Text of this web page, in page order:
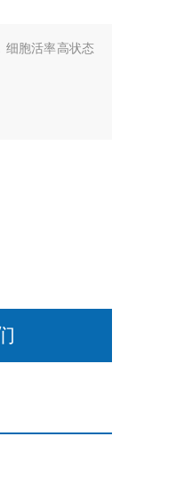
细胞活率高状态